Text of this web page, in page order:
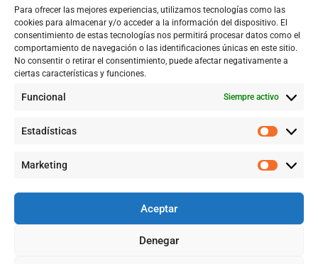
Para ofrecer las mejores experiencias, utilizamos tecnologías como las
cookies para almacenar y/o acceder a la información del dispositivo. El
consentimiento de estas tecnologías nos permitirá procesar datos como el
comportamiento de navegación o las identificaciones únicas en este sitio.
No consentir o retirar el consentimiento, puede afectar negativamente a
ciertas características y funciones.
Funcional Siempre activo
Estadísticas
Marketing
Aceptar
Denegar
Catálogo
Blog
Contacto
KR 121D # 128 - 24 Suba